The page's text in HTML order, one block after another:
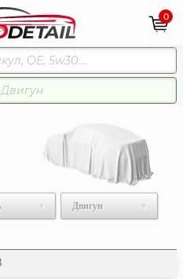
0
Двигун